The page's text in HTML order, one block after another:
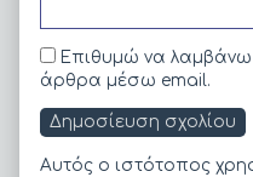
Επιθυμώ να λαμβάνω
άρθρα μέσω email.
Αυτός ο ιστότοπος